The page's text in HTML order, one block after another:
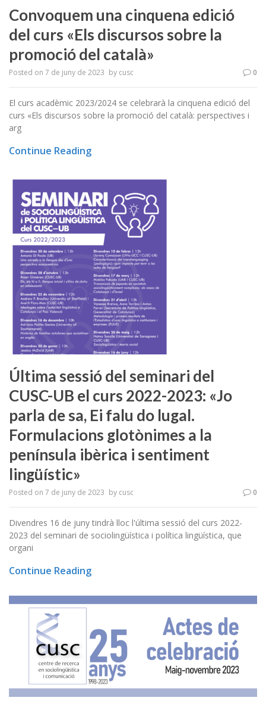
Convoquem una cinquena edició
del curs «Els discursos sobre la
promoció del català»
Posted on 7 de juny de 2023 by cusc 0
El curs acadèmic 2023/2024 se celebrarà la cinquena edició del
curs «Els discursos sobre la promoció del català: perspectives i
arg
Continue Reading
Última sessió del seminari del
CUSC-UB el curs 2022-2023: «Jo
parla de sa, Ei falu do lugal.
Formulacions glotònimes a la
península ibèrica i sentiment
lingüístic»
Posted on 7 de juny de 2023 by cusc 0
Divendres 16 de juny tindrà lloc l'última sessió del curs 2022-
2023 del seminari de sociolingüística i política lingüística, que
organi
Continue Reading